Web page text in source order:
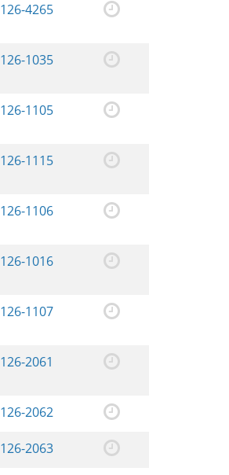
126-4265
126-1035
126-1105
126-1115
126-1106
126-1016
126-1107
126-2061
126-2062
126-2063